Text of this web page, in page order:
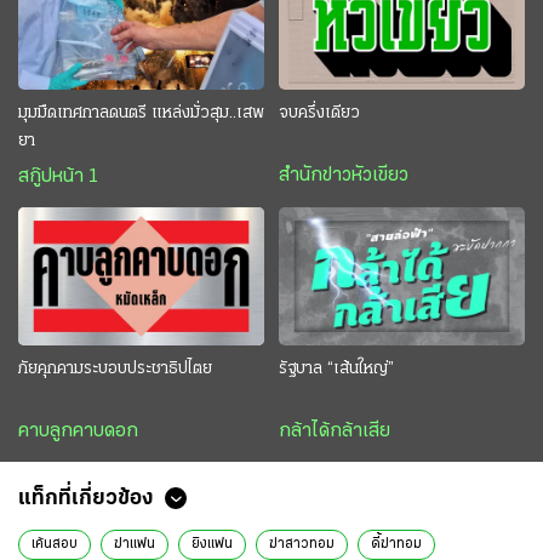
มุมมืดเทศกาลดนตรี แหล่งมั่วสุม..เสพ
ยา
สกู๊ปหน้า 1
จบครึ่งเดียว
สำนักข่าวหัวเขียว
ภัยคุกคามระบอบประชาธิปไตย
คาบลูกคาบดอก
รัฐบาล “เส้นใหญ่”
กล้าได้กล้าเสีย
แท็กที่เกี่ยวข้อง
เค้นสอบ ฆ่าแฟน ยิงแฟน ฆ่าสาวทอม ดี้ฆ่าทอม